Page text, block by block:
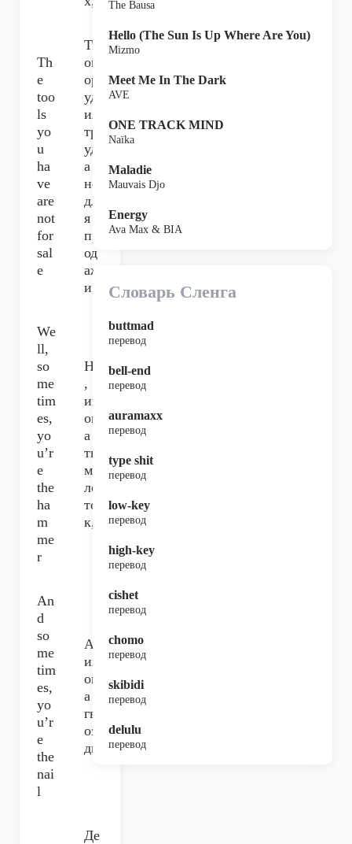
Th
e
too
ls
yo
u
ha
ve
are
not
for
sal
e
Тв
ои
ор
уд
ия
тр
уд
а
не
дл
я
пр
од
аж
и,
We
ll,
so
me
tim
es,
yo
u’r
e
the
ha
m
me
r
Ну
,
ин
огд
а
ты
мо
ло
то
к,
An
d
so
me
tim
es,
yo
u’r
e
the
nai
l
А
ин
огд
а
гв
оз
дь.
Де
The Bausa
Hello (The Sun Is Up Where Are You)
Mizmo
Meet Me In The Dark
AVE
ONE TRACK MIND
Naïka
Maladie
Mauvais Djo
Energy
Ava Max & BIA
Словарь Сленга
buttmad
перевод
bell-end
перевод
auramaxx
перевод
type shit
перевод
low-key
перевод
high-key
перевод
cishet
перевод
chomo
перевод
skibidi
перевод
delulu
перевод